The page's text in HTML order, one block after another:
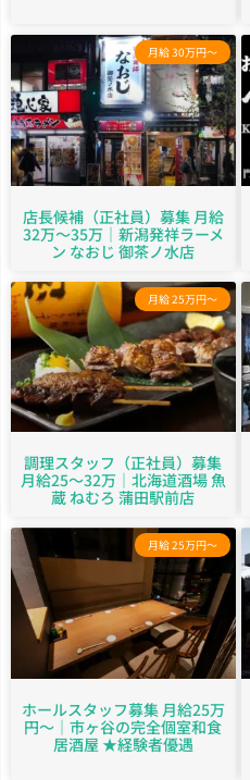
月給 30万円～
店長候補（正社員）募集 月給
32万～35万｜新潟発祥ラーメ
ン なおじ 御茶ノ水店
月給 25万円～
調理スタッフ（正社員）募集
月給25～32万｜北海道酒場 魚
蔵 ねむろ 蒲田駅前店
月給 25万円～
ホールスタッフ募集 月給25万
円〜｜市ヶ谷の完全個室和食
居酒屋 ★経験者優遇